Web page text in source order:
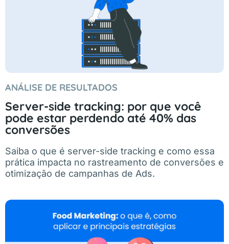
ANÁLISE DE RESULTADOS
Server-side tracking: por que você
pode estar perdendo até 40% das
conversões
Saiba o que é server-side tracking e como essa
prática impacta no rastreamento de conversões e
otimização de campanhas de Ads.